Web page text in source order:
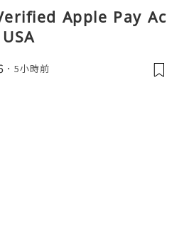
Apple Pay Ac
5小時前